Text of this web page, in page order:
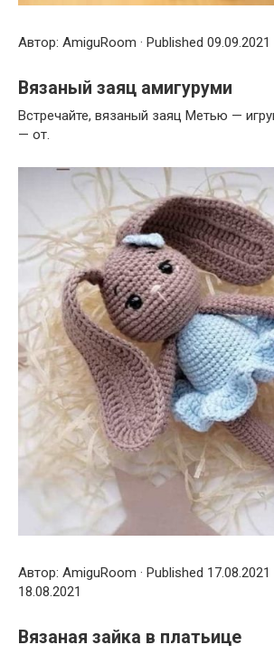
Автор: AmiguRoom · Published 09.09.2021
Вязаный заяц амигуруми
Встречайте, вязаный заяц Метью —
— от.
Автор: AmiguRoom · Published
18.08.2021
Вязаная зайка в платьице